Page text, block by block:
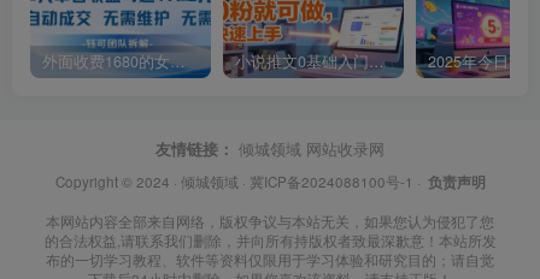
外面收费1680的女粉项目变现，单人单日收益可达1.7k，全自动成交无需维护 小说推文0基础入门教程，0粉就可做，快速上手
友情链接： 倾城领域 网站收录网
Copyright © 2024 · 倾城领域 · 冀ICP备2024088100号-1 · 负责声明
本网站内容全部来自网络，版权争议与本站无关，如果您认为侵犯了您
的合法权益,请联系我们删除，并向所有持版权者致最深歉意！本站所发
布的一切学习教程、软件等资料仅限用于学习体验和研究目的；请自觉